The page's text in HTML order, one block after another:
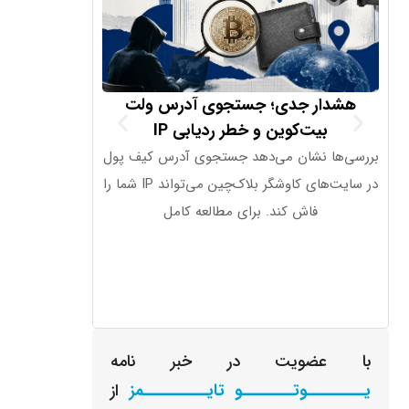
هشدار جدی؛ جستجوی آدرس ولت
بیت‌کوین و خطر ردیابی IP
بررسی‌ها نشان می‌دهد جستجوی آدرس کیف پول
در سایت‌های کاوشگر بلاک‌چین می‌تواند IP شما را
فاش کند. برای مطالعه کامل
با عضویت در خبر نامه
یـــــــــوتــــــــو تایــــــــــمز از